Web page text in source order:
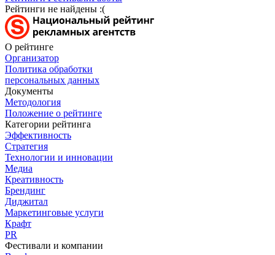
Рейтинги не найдены :(
О рейтинге
Организатор
Политика обработки
персональных данных
Документы
Методология
Положение о рейтинге
Категории рейтинга
Эффективность
Стратегия
Технологии и инновации
Медиа
Креативность
Брендинг
Диджитал
Маркетинговые услуги
Крафт
PR
Фестивали и компании